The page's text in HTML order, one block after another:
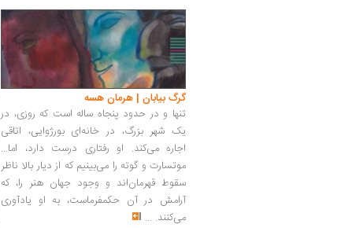
گرگ بیابان | هرمان هسه
تنها و در حدود پنجاه ساله است که روزی، در
یک شهر بزرگ، در خانه‌ای بورژوایی، اتاقی
اجاره می‌کند. او رفتاری درست دارد، اما...
موتسارت و گوته را می‌بینیم که از دیار بالا ناظر
سقوط قهرمان‌اند و وجود جهان هنر را، که
آرامش در آن حکمفرماست، به او یادآوری
می‌کنند. ...